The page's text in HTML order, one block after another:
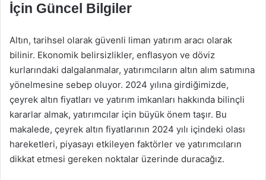
İçin Güncel Bilgiler
Altın, tarihsel olarak güvenli liman yatırım aracı olarak
bilinir. Ekonomik belirsizlikler, enflasyon ve döviz
kurlarındaki dalgalanmalar, yatırımcıların altın alım satımına
yönelmesine sebep oluyor. 2024 yılına girdiğimizde,
çeyrek altın fiyatları ve yatırım imkanları hakkında bilinçli
kararlar almak, yatırımcılar için büyük önem taşır. Bu
makalede, çeyrek altın fiyatlarının 2024 yılı içindeki olası
hareketleri, piyasayı etkileyen faktörler ve yatırımcıların
dikkat etmesi gereken noktalar üzerinde duracağız.